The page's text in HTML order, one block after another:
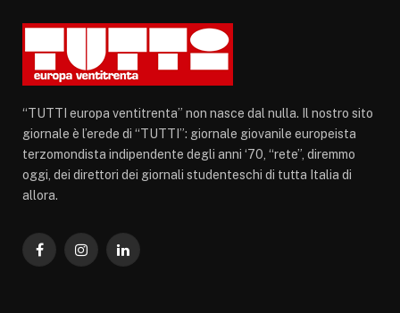
“TUTTI europa ventitrenta” non nasce dal nulla. Il nostro sito
giornale è l’erede di “TUTTI”: giornale giovanile europeista
terzomondista indipendente degli anni ‘70, “rete”, diremmo
oggi, dei direttori dei giornali studenteschi di tutta Italia di
allora.
FacebookInstagramLinkedIn